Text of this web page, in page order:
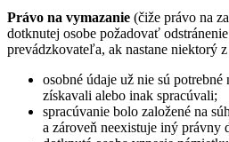
Právo na vymazanie (čiže právo na
dotknutej osobe požadovať
prevádzkovateľa, ak nastane niektorý
osobné údaje už nie sú potrebné
získavali alebo inak spracúvali;
spracúvanie bolo založené na
a zároveň neexistuje iný právny